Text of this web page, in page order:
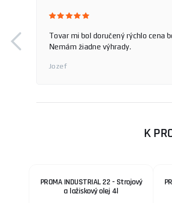
Tovar mi bol doručený rýchlo cena
Nemám žiadne výhrady.
Jozef
K
PROMA INDUSTRIAL 22 - Strojový
a ložiskový olej 4l